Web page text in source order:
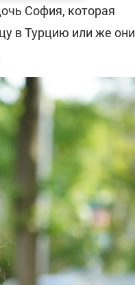
София, которая
в Турцию или же они